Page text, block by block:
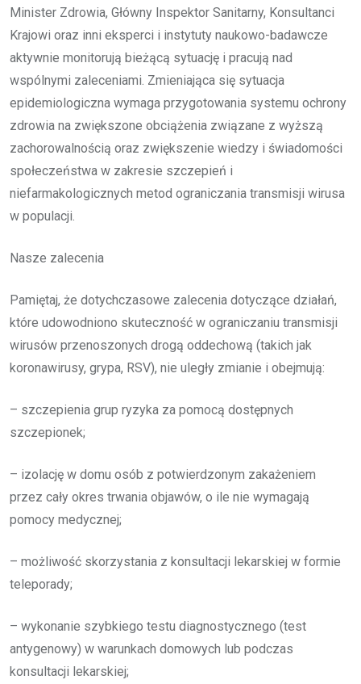
Minister Zdrowia, Główny Inspektor Sanitarny, Konsultanci
Krajowi oraz inni eksperci i instytuty naukowo-badawcze
aktywnie monitorują bieżącą sytuację i pracują nad
wspólnymi zaleceniami. Zmieniająca się sytuacja
epidemiologiczna wymaga przygotowania systemu ochrony
zdrowia na zwiększone obciążenia związane z wyższą
zachorowalnością oraz zwiększenie wiedzy i świadomości
społeczeństwa w zakresie szczepień i
niefarmakologicznych metod ograniczania transmisji wirusa
w populacji.
Nasze zalecenia
Pamiętaj, że dotychczasowe zalecenia dotyczące działań,
które udowodniono skuteczność w ograniczaniu transmisji
wirusów przenoszonych drogą oddechową (takich jak
koronawirusy, grypa, RSV), nie uległy zmianie i obejmują:
– szczepienia grup ryzyka za pomocą dostępnych
szczepionek;
– izolację w domu osób z potwierdzonym zakażeniem
przez cały okres trwania objawów, o ile nie wymagają
pomocy medycznej;
– możliwość skorzystania z konsultacji lekarskiej w formie
teleporady;
– wykonanie szybkiego testu diagnostycznego (test
antygenowy) w warunkach domowych lub podczas
konsultacji lekarskiej;